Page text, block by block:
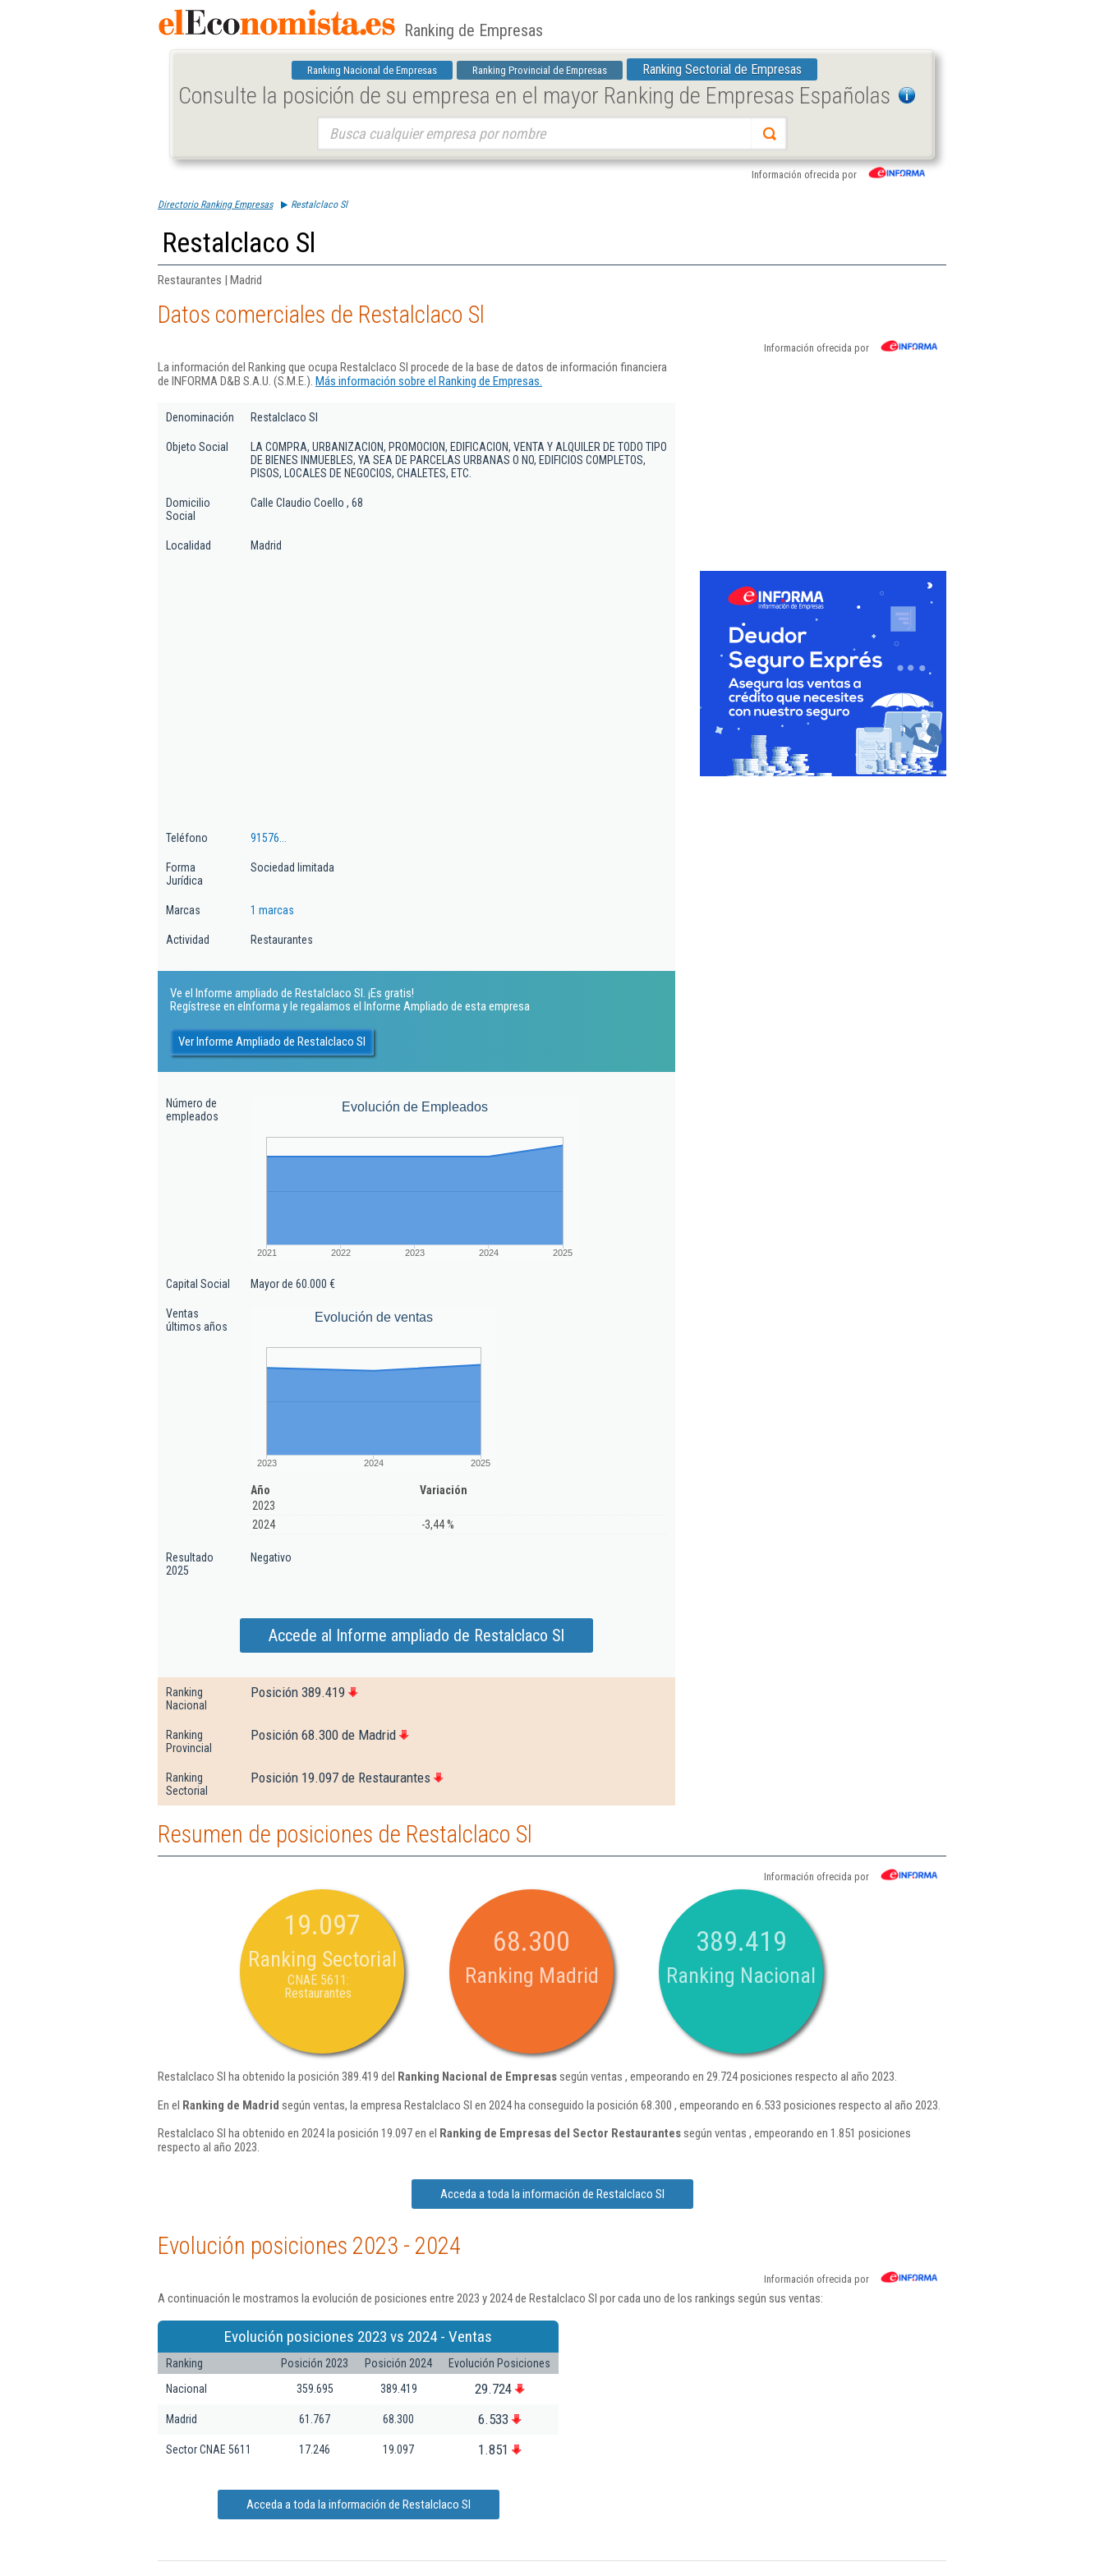
Ranking de Empresas
Ranking Nacional de Empresas Ranking Provincial de Empresas Ranking Sectorial de Empresas
Consulte la posición de su empresa en el mayor Ranking de Empresas Españolas
Información ofrecida por
Directorio Ranking Empresas Restalclaco Sl
Restalclaco Sl
Restaurantes | Madrid
Datos comerciales de Restalclaco Sl
Información ofrecida por
La información del Ranking que ocupa Restalclaco Sl procede de la base de datos de información financiera
de INFORMA D&B S.A.U. (S.M.E.). Más información sobre el Ranking de Empresas.
Denominación Restalclaco Sl
Objeto Social
LA COMPRA, URBANIZACION, PROMOCION, EDIFICACION, VENTA Y ALQUILER DE TODO TIPO
DE BIENES INMUEBLES, YA SEA DE PARCELAS URBANAS O NO, EDIFICIOS COMPLETOS,
PISOS, LOCALES DE NEGOCIOS, CHALETES, ETC.
Domicilio
Social
Calle Claudio Coello , 68
Localidad Madrid
Teléfono 91576...
Forma
Jurídica
Sociedad limitada
Marcas 1 marcas
Actividad Restaurantes
Ve el Informe ampliado de Restalclaco Sl. ¡Es gratis!
Regístrese en eInforma y le regalamos el Informe Ampliado de esta empresa
Ver Informe Ampliado de Restalclaco Sl
Número de
empleados
Evolución de Empleados
2021 2022 2023 2024 2025
Capital Social Mayor de 60.000 €
Ventas
últimos años
Evolución de ventas
2023 2024 2025
Año
Variación
2023
2024
-3,44 %
Resultado
2025
Negativo
Accede al Informe ampliado de Restalclaco Sl
Ranking
Nacional
Posición 389.419
Ranking
Provincial
Posición 68.300 de Madrid
Ranking
Sectorial
Posición 19.097 de Restaurantes
Resumen de posiciones de Restalclaco Sl
Información ofrecida por
19.097
Ranking Sectorial
CNAE 5611:
Restaurantes
68.300
Ranking Madrid
389.419
Ranking Nacional
Restalclaco Sl ha obtenido la posición 389.419 del Ranking Nacional de Empresassegún ventas , empeorando en 29.724 posiciones respecto al año 2023.
En el Ranking de Madrid según ventas, la empresa Restalclaco Sl en 2024 ha conseguido la posición 68.300 , empeorando en 6.533 posiciones respecto al año 2023.
Restalclaco Sl ha obtenido en 2024 la posición 19.097 en el Ranking de Empresas del Sector Restaurantessegún ventas , empeorando en 1.851 posiciones
respecto al año 2023.
Acceda a toda la información de Restalclaco Sl
Evolución posiciones 2023 - 2024
Información ofrecida por
A continuación le mostramos la evolución de posiciones entre 2023 y 2024 de Restalclaco Sl por cada uno de los rankings según sus ventas:
Evolución posiciones 2023 vs 2024 - Ventas
Ranking Posición 2023 Posición 2024
Evolución Posiciones
Nacional
359.695 389.419 29.724
Madrid 61.767 68.300 6.533
Sector CNAE 5611 17.246 19.097 1.851
Acceda a toda la información de Restalclaco Sl